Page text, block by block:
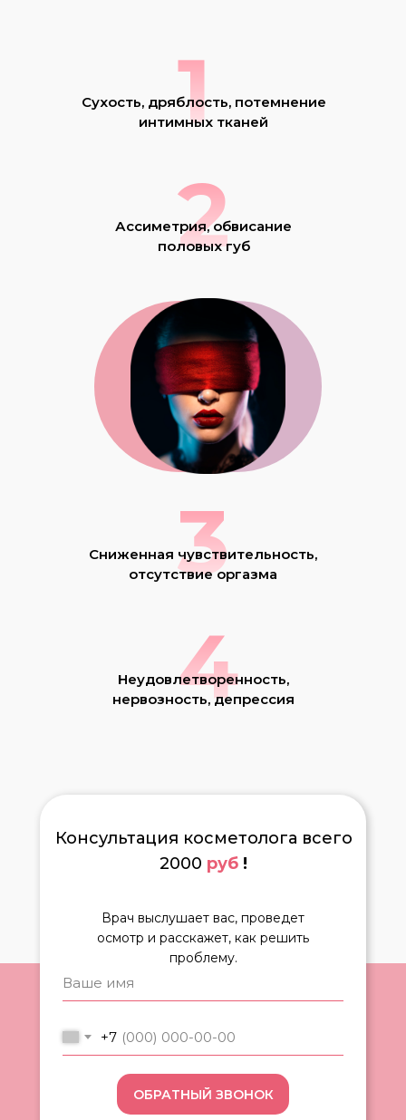
1
Сухость, дряблость, потемнение
интимных тканей
2
3
Ассиметрия, обвисание
половых губ
4
Неудовлетворенность,
нервозность, депрессия
Сниженная чувствительность,
отсутствие оргазма
Консультация косметолога всего
2000 руб !
+7
ОБРАТНЫЙ ЗВОНОК
Врач выслушает вас, проведет
осмотр и расскажет, как решить
проблему.